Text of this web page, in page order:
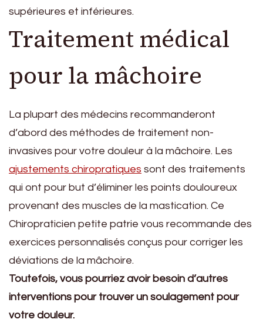
supérieures et inférieures.
Traitement médical
pour la mâchoire
La plupart des médecins recommanderont
d’abord des méthodes de traitement non-
invasives pour votre douleur à la mâchoire. Les
ajustements chiropratiques sont des traitements
qui ont pour but d’éliminer les points douloureux
provenant des muscles de la mastication. Ce
Chiropraticien petite patrie vous recommande des
exercices personnalisés conçus pour corriger les
déviations de la mâchoire.
Toutefois, vous pourriez avoir besoin d’autres
interventions pour trouver un soulagement pour
votre douleur.